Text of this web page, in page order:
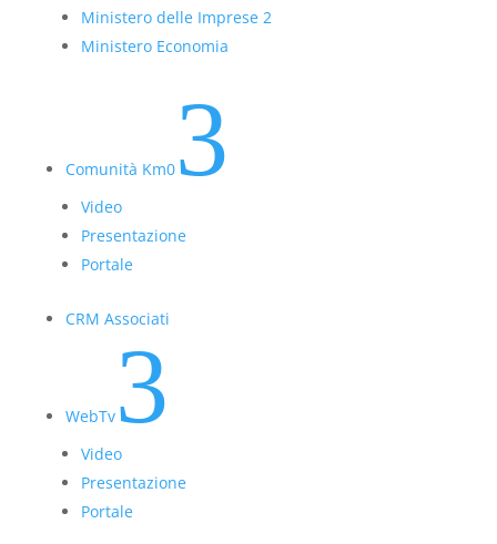
Ministero delle Imprese 2
Ministero Economia
Comunità Km03
Video
Presentazione
Portale
CRM Associati
WebTv3
Video
Presentazione
Portale